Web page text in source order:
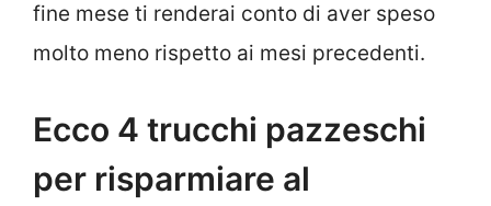
fine mese ti renderai conto di aver speso
molto meno rispetto ai mesi precedenti.
Ecco 4 trucchi pazzeschi
per risparmiare al